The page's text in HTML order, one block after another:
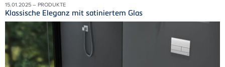
15.01.2025 – PRODUKTE
Klassische Eleganz mit satiniertem Glas